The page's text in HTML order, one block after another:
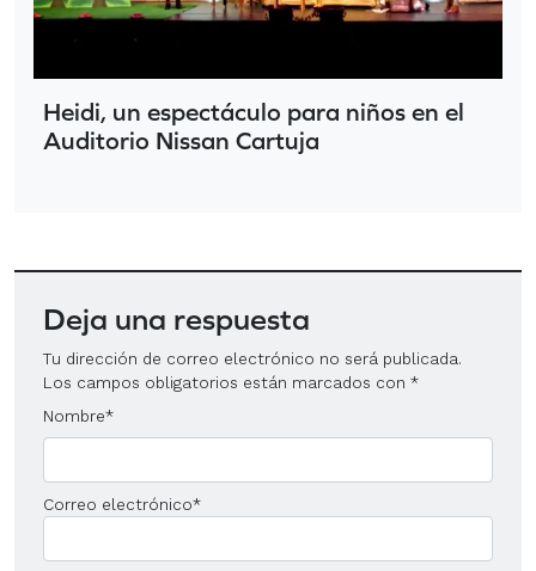
Heidi, un espectáculo para niños en el
Auditorio Nissan Cartuja
Deja una respuesta
Tu dirección de correo electrónico no será publicada.
Los campos obligatorios están marcados con *
Nombre*
Correo electrónico*